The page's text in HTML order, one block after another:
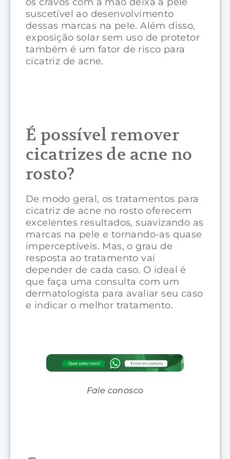
suscetível ao desenvolvimento
dessas marcas na pele. Além disso,
exposição solar sem uso de protetor
também é um fator de risco para
cicatriz de acne.
É possível remover
cicatrizes de acne no
rosto?
De modo geral, os tratamentos para
cicatriz de acne no rosto oferecem
excelentes resultados, suavizando as
marcas na pele e tornando-as quase
imperceptíveis. Mas, o grau de
resposta ao tratamento vai
depender de cada caso. O ideal é
que faça uma consulta com um
dermatologista para avaliar seu caso
e indicar o melhor tratamento.
Fale conosco